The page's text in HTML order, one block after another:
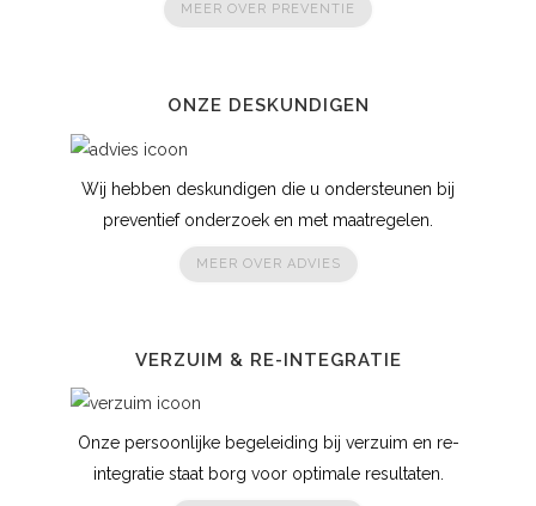
MEER OVER PREVENTIE
ONZE DESKUNDIGEN
Wij hebben deskundigen die u ondersteunen bij
preventief onderzoek en met maatregelen.
MEER OVER ADVIES
VERZUIM & RE-INTEGRATIE
Onze persoonlijke begeleiding bij verzuim en re-
integratie staat borg voor optimale resultaten.